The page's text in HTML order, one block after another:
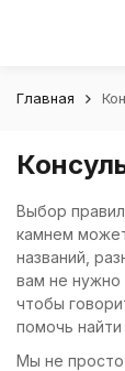
Главная
Выбор
камнем
названий,
вам не нужно
чтобы
помочь
Мы не